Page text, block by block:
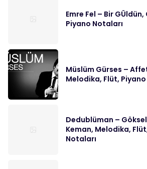
Emre Fel – Bir
Piyano Notaları
Müslüm Gürses –
Melodika, Flüt,
Dedublüman –
Keman, Melodika,
Notaları